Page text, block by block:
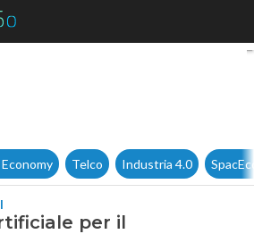
Intelligenza artificiale per il
Telco Industria 4.0
per il